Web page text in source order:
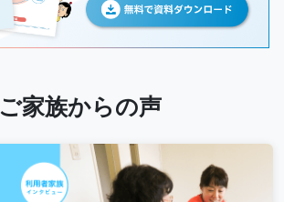
ご家族からの声